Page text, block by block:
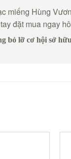
miếng Hùng
đặt mua ngay
bỏ lỡ cơ hội sở